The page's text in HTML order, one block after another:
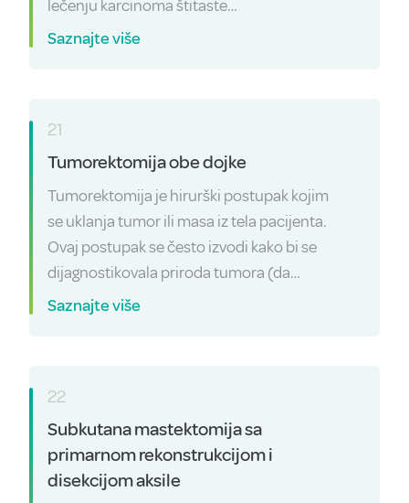
lečenju karcinoma štitaste…
Saznajte više
21
Tumorektomija obe dojke
Tumorektomija je hirurški postupak kojim
se uklanja tumor ili masa iz tela pacijenta.
Ovaj postupak se često izvodi kako bi se
dijagnostikovala priroda tumora (da…
Saznajte više
22
Subkutana mastektomija sa
primarnom rekonstrukcijom i
disekcijom aksile